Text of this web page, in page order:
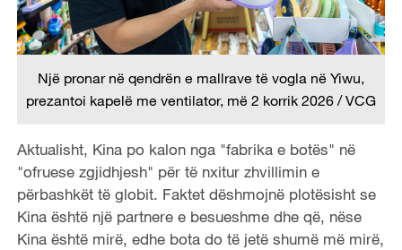
Një pronar në qendrën e mallrave të vogla në Yiwu,
prezantoi kapelë me ventilator, më 2 korrik 2026 / VCG
Aktualisht, Kina po kalon nga "fabrika e botës" në
"ofruese zgjidhjesh" për të nxitur zhvillimin e
përbashkët të globit. Faktet dëshmojnë plotësisht se
Kina është një partnere e besueshme dhe që, nëse
Kina është mirë, edhe bota do të jetë shumë më mirë,